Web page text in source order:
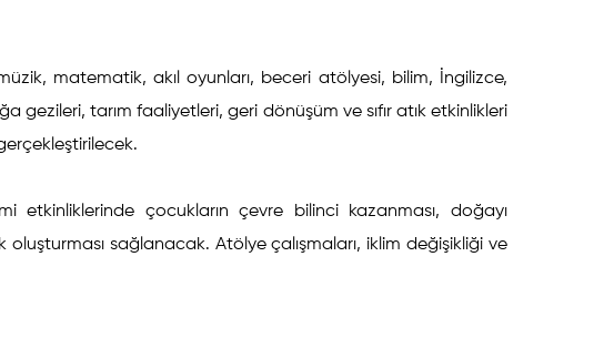
matematik, akıl oyunları, beceri atölyesi, bilim, İngilizce,
gezileri, tarım faaliyetleri, geri dönüşüm ve sıfır atık etkinlikleri
etkinliklerinde çocukların çevre bilinci kazanması, doğayı
oluşturması sağlanacak. Atölye çalışmaları, iklim değişikliği ve